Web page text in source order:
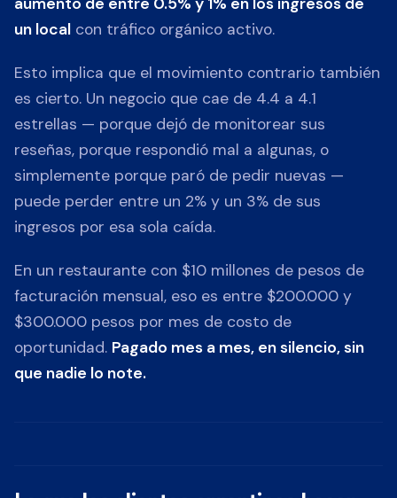
un local con tráfico orgánico activo.
Esto implica que el movimiento contrario también
es cierto. Un negocio que cae de 4.4 a 4.1
estrellas — porque dejó de monitorear sus
reseñas, porque respondió mal a algunas, o
simplemente porque paró de pedir nuevas —
puede perder entre un 2% y un 3% de sus
ingresos por esa sola caída.
En un restaurante con $10 millones de pesos de
facturación mensual, eso es entre $200.000 y
$300.000 pesos por mes de costo de
oportunidad. Pagado mes a mes, en silencio, sin
que nadie lo note.